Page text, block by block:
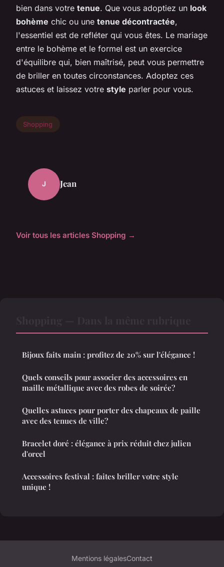
bien dans votre tenue. Que vous adoptiez un look
bohème chic ou une tenue décontractée,
l'essentiel est de refléter qui vous êtes. Le mariage
entre le bohème et le formel est un exercice
d'équilibre qui, bien maîtrisé, peut vous permettre
de briller en toutes circonstances. Adoptez ces
astuces et laissez votre style parler pour vous.
Shopping
J Jean
Voir tous les articles Shopping →
Bijoux faits main : profitez de 20% sur l'élégance !
Quels conseils pour associer des accessoires en
maille métallique avec des robes de soirée?
Quelles astuces pour porter des chapeaux de paille
avec des tenues de ville?
Bracelet doré : élégance à prix réduit chez julien
d'orcel
Accessoires festival : faites briller votre style
unique !
Mentions légalesContact